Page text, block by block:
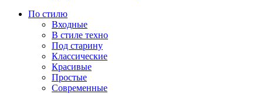
По стилю
Входные
В стиле техно
Под старину
Классические
Красивые
Простые
Современные